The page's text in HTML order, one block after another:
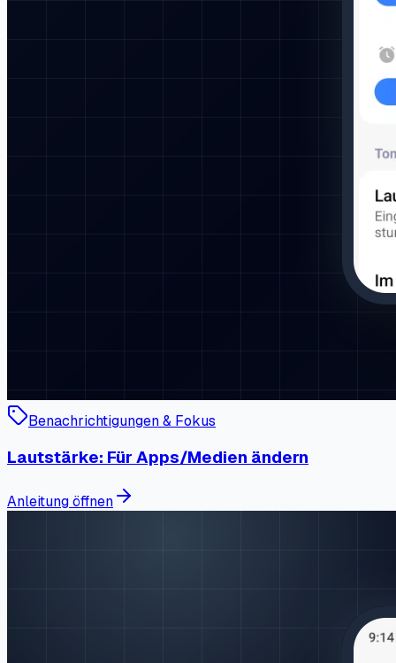
Benachrichtigungen & Fokus
Lautstärke: Für Apps/Medien ändern
Anleitung öffnen